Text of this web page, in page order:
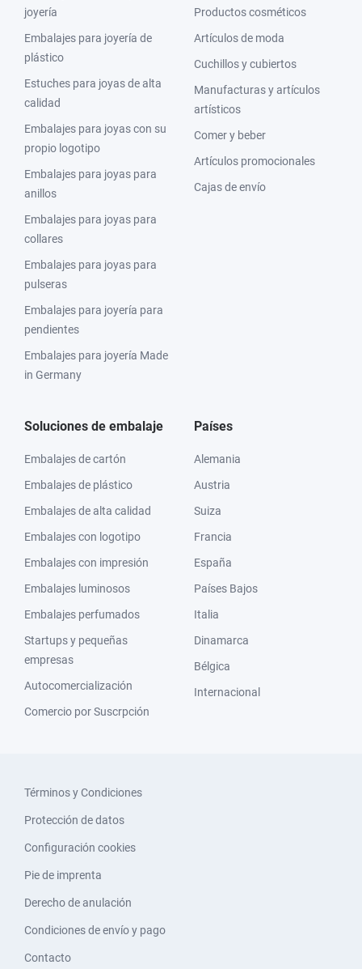
joyería
Embalajes para joyería de
plástico
Estuches para joyas de alta
calidad
Embalajes para joyas con su
propio logotipo
Embalajes para joyas para
anillos
Embalajes para joyas para
collares
Embalajes para joyas para
pulseras
Embalajes para joyería para
pendientes
Embalajes para joyería Made
in Germany
Productos cosméticos
Artículos de moda
Cuchillos y cubiertos
Manufacturas y artículos
artísticos
Comer y beber
Artículos promocionales
Cajas de envío
Soluciones de embalaje
Embalajes de cartón
Embalajes de plástico
Embalajes de alta calidad
Embalajes con logotipo
Embalajes con impresión
Embalajes luminosos
Embalajes perfumados
Startups y pequeñas
empresas
Autocomercialización
Comercio por Suscrpción
Países
Alemania
Austria
Suiza
Francia
España
Países Bajos
Italia
Dinamarca
Bélgica
Internacional
Términos y Condiciones
Protección de datos
Configuración cookies
Pie de imprenta
Derecho de anulación
Condiciones de envío y pago
Contacto